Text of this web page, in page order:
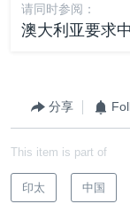
请同时参阅：
澳大利亚要求
分享
This item is part of
印太 中国